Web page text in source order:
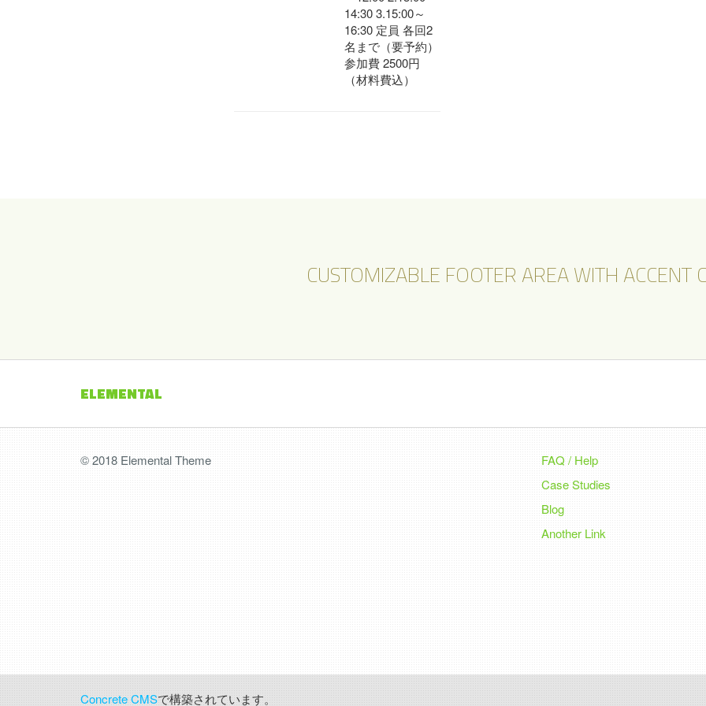
14:30 3.15:00～
16:30 定員 各回2
名まで（要予約）
参加費 2500円
（材料費込）
CUSTOMIZABLE FOOTER AREA WITH ACCENT
ELEMENTAL
© 2018 Elemental Theme
FAQ / Help
Case Studies
Blog
Another Link
Concrete CMSで構築されています。